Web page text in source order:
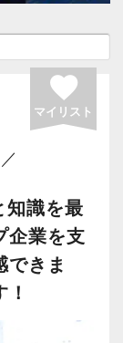
favorite
マイリスト
知識を最
企業を支
できま